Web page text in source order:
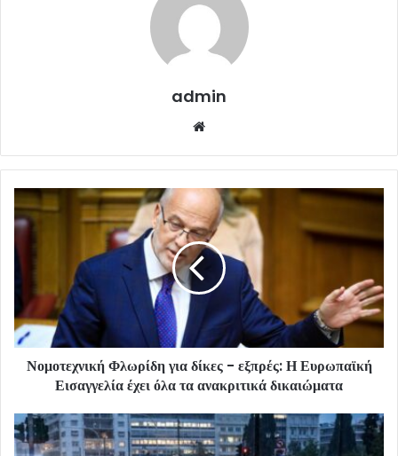
admin
Νομοτεχνική Φλωρίδη για δίκες - εξπρές: Η Ευρωπαϊκή
Εισαγγελία έχει όλα τα ανακριτικά δικαιώματα